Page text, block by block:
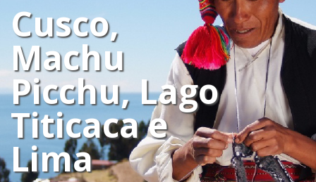
Cusco,
Machu
Picchu, Lago
Titicaca e
Lima